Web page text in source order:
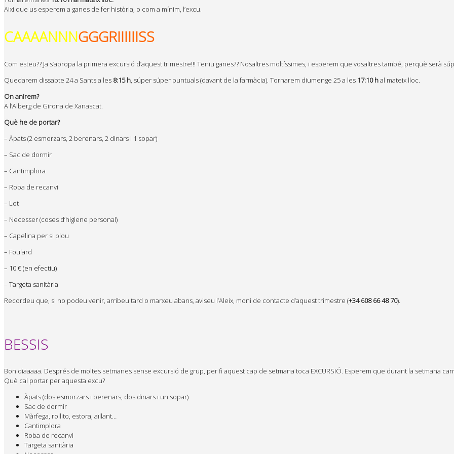
Aixi que us esperem a ganes de fer història, o com a mínim, l’excu.
CAAAANNNGGGRIIIIIISS
Com esteu?? Ja s’apropa la primera excursió d’aquest trimestre!!! Teniu ganes?? Nosaltres moltíssimes, i esperem que vosaltres també, perquè serà
Quedarem dissabte 24 a Sants a les 8:15 h , súper súper puntuals (davant de la farmàcia). Tornarem diumenge 25 a les 17:10 hal mateix lloc.
On anirem?
A l’Alberg de Girona de Xanascat.
Què he de portar?
– Àpats (2 esmorzars, 2 berenars, 2 dinars i 1 sopar)
– Sac de dormir
– Cantimplora
– Roba de recanvi
– Lot
– Necesser (coses d’higiene personal)
– Capelina per si plou
– Foulard
– 10 € (en efectiu)
– Targeta sanitària
Recordeu que, si no podeu venir, arribeu tard o marxeu abans, aviseu l’Aleix, moni de contacte d’aquest trimestre (+34 608 66 48 70).
BESSIS
Bon diaaaaa. Després de moltes setmanes sense excursió de grup, per fi aquest cap de setmana toca EXCURSIÓ. Esperem que durant la setmana
Què cal portar per aquesta excu?
Àpats (dos esmorzars i berenars, dos dinars i un sopar)
Sac de dormir
Màrfega, rollito, estora, aïllant…
Cantimplora
Roba de recanvi
Targeta sanitària